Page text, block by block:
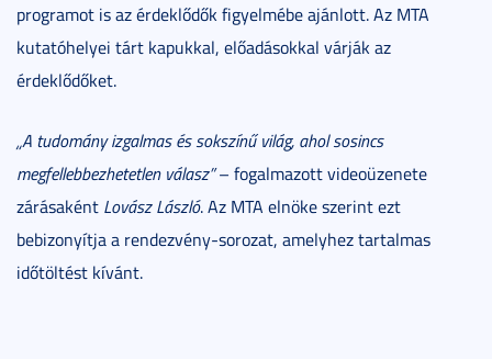
programot is az érdeklődők figyelmébe ajánlott. Az MTA
kutatóhelyei tárt kapukkal, előadásokkal várják az
érdeklődőket.
„A tudomány izgalmas és sokszínű világ, ahol sosincs
megfellebbezhetetlen válasz”– fogalmazott videoüzenete
zárásaként Lovász László. Az MTA elnöke szerint ezt
bebizonyítja a rendezvény-sorozat, amelyhez tartalmas
időtöltést kívánt.